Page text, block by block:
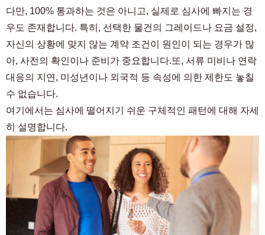
다만, 100% 통과하는 것은 아니고, 실제로 심사에 빠지는 경
우도 존재합니다. 특히, 선택한 물건의 그레이드나 요금 설정,
자신의 상황에 맞지 않는 계약 조건이 원인이 되는 경우가 많
아, 사전의 확인이나 준비가 중요합니다.또, 서류 미비나 연락
대응의 지연, 미성년이나 외국적 등 속성에 의한 제한도 놓칠
수 없습니다.
여기에서는 심사에 떨어지기 쉬운 구체적인 패턴에 대해 자세
히 설명합니다.
객실 찾기 고객 전용
03-6712-4346